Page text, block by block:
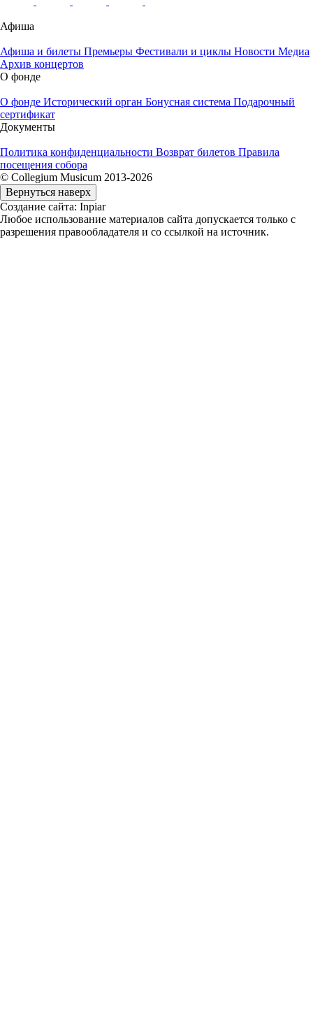
Афиша
Афиша и билеты Премьеры Фестивали и циклы Новости Медиа
Архив концертов
О фонде
О фонде Исторический орган Бонусная система Подарочный
сертификат
Документы
Политика конфиденциальности Возврат билетов Правила
посещения собора
© Collegium Musicum 2013-2026
Вернуться наверх
Создание сайта: Inpiar
Любое использование материалов сайта допускается только с
разрешения правообладателя и со ссылкой на источник.